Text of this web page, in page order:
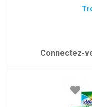
Connectez-